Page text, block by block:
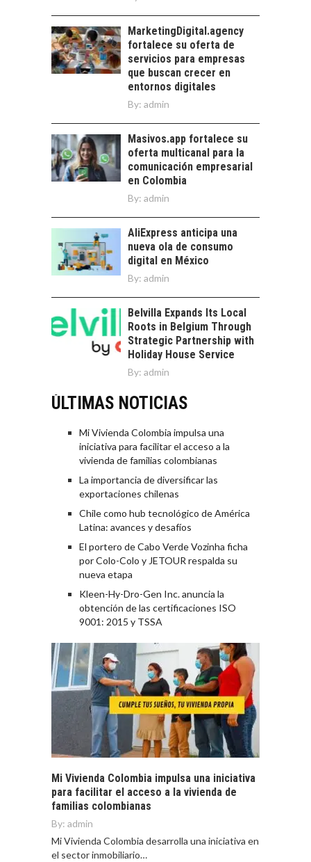
pymes en Chile:
alternativas que
trascienden el
crédito…
MarketingDigital.agency
fortalece su oferta de
servicios para empresas
que buscan crecer en
entornos digitales
By: admin
Masivos.app fortalece su
oferta multicanal para la
comunicación empresarial
en Colombia
By: admin
AliExpress anticipa una
nueva ola de consumo
digital en México
By: admin
Belvilla Expands Its Local
Roots in Belgium Through
Strategic Partnership with
Holiday House Service
By: admin
ÚLTIMAS NOTICIAS
Mi Vivienda Colombia impulsa una
iniciativa para facilitar el acceso a la
vivienda de familias colombianas
La importancia de diversificar las
exportaciones chilenas
Chile como hub tecnológico de América
Latina: avances y desafíos
El portero de Cabo Verde Vozinha ficha
por Colo-Colo y JETOUR respalda su
nueva etapa
Kleen-Hy-Dro-Gen Inc. anuncia la
obtención de las certificaciones ISO
9001: 2015 y TSSA
Mi Vivienda Colombia impulsa una iniciativa
para facilitar el acceso a la vivienda de
familias colombianas
By: admin
Mi Vivienda Colombia desarrolla una iniciativa en
el sector inmobiliario…